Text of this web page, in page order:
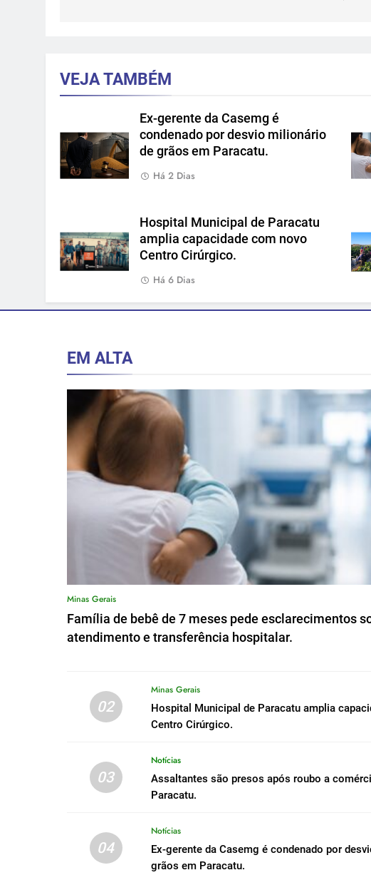
VEJA TAMBÉM
Ex-gerente da Casemg é
condenado por desvio milionário
de grãos em Paracatu.
Há 2 Dias
Hospital Municipal de Paracatu
amplia capacidade com novo
Centro Cirúrgico.
Há 6 Dias
EM ALTA
Minas Gerais
Família de bebê de 7 meses pede esclarecimentos
atendimento e transferência hospitalar.
02
Minas Gerais
Hospital Municipal de Paracatu amplia
Centro Cirúrgico.
03
Notícias
Assaltantes são presos após roubo a
Paracatu.
04
Notícias
Ex-gerente da Casemg é condenado por
grãos em Paracatu.